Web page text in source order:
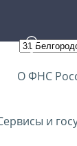
О ФНС
и